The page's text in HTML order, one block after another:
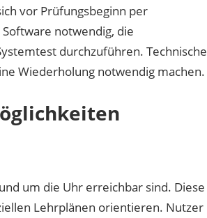
vor Prüfungsbeginn per
notwendig, die
durchzuführen. Technische
Wiederholung notwendig machen.
um die Uhr erreichbar sind. Diese
Lehrplänen orientieren. Nutzer